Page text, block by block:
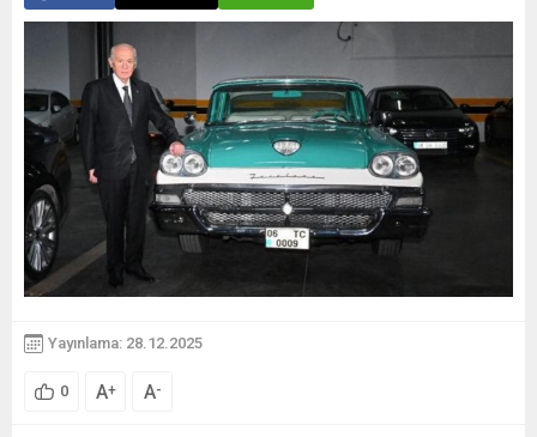
Yayınlama: 28.12.2025
0 A+ A-